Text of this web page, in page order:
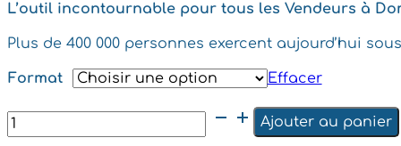
L’outil incontournable pour tous les Vendeurs à
Plus de 400 000 personnes exercent aujourd’hui
Format Effacer
quantité
de
Ajouter au panier